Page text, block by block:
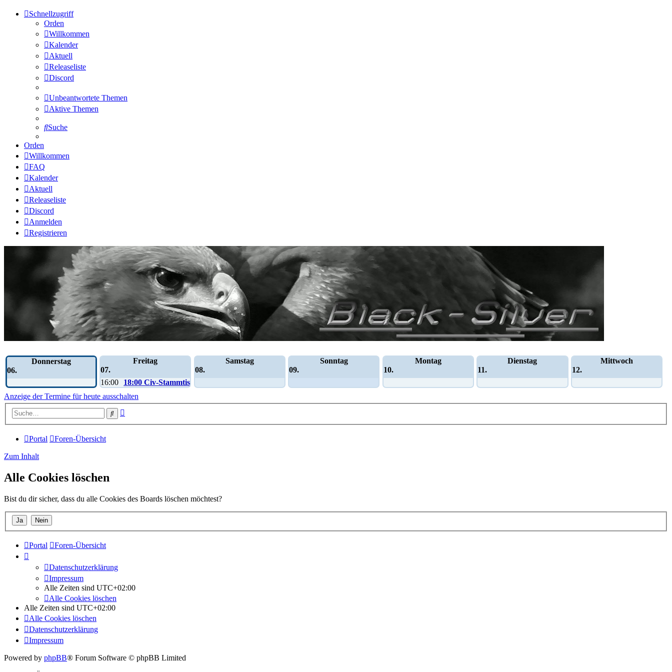
Schnellzugriff
Orden
Willkommen
Kalender
Aktuell
Releaseliste
Discord
Unbeantwortete Themen
Aktive Themen
Suche
Orden
Willkommen
FAQ
Kalender
Aktuell
Releaseliste
Discord
Anmelden
Registrieren
Donnerstag
06.
Freitag
07.
16:00
18:00 Civ-Stammtisch
Samstag
08.
Sonntag
09.
Montag
10.
Dienstag
11.
Mittwoch
12.
Anzeige der Termine für heute ausschalten
Suche
Portal Foren-Übersicht
Zum Inhalt
Alle Cookies löschen
Bist du dir sicher, dass du alle Cookies des Boards löschen möchtest?
Portal Foren-Übersicht
Datenschutzerklärung
Impressum
Alle Zeiten sind UTC+02:00
Alle Cookies löschen
Alle Zeiten sind UTC+02:00
Alle Cookies löschen
Datenschutzerklärung
Impressum
Powered by phpBB® Forum Software © phpBB Limited